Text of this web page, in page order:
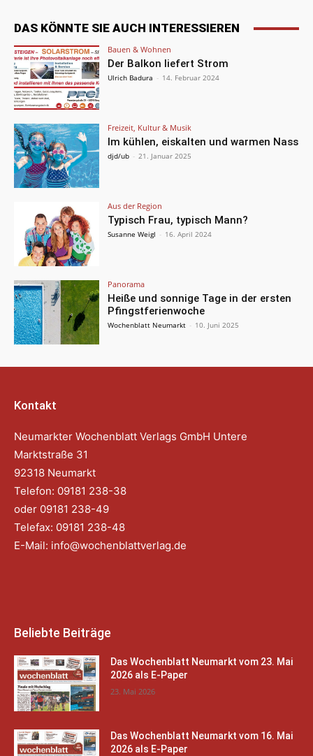
DAS KÖNNTE SIE AUCH INTERESSIEREN
Bauen & Wohnen
Der Balkon liefert Strom
Ulrich Badura - 14. Februar 2024
Freizeit, Kultur & Musik
Im kühlen, eiskalten und warmen Nass
djd/ub - 21. Januar 2025
Aus der Region
Typisch Frau, typisch Mann?
Susanne Weigl - 16. April 2024
Panorama
Heiße und sonnige Tage in der ersten
Pfingstferienwoche
Wochenblatt Neumarkt - 10. Juni 2025
Kontakt
Neumarkter Wochenblatt Verlags GmbH Untere
Marktstraße 31
92318 Neumarkt
Telefon: 09181 238-38
oder 09181 238-49
Telefax: 09181 238-48
E-Mail: info@wochenblattverlag.de
Beliebte Beiträge
Das Wochenblatt Neumarkt vom 23. Mai
2026 als E-Paper
23. Mai 2026
Das Wochenblatt Neumarkt vom 16. Mai
2026 als E-Paper